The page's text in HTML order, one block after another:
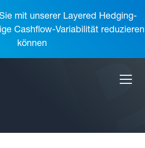
mit unserer Layered Hedging-
Cashflow-Variabilität reduzieren
können